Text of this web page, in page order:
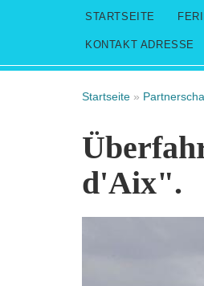
STARTSEITE
KONTAKT ADRESSE
Startseite »
d'Aix".